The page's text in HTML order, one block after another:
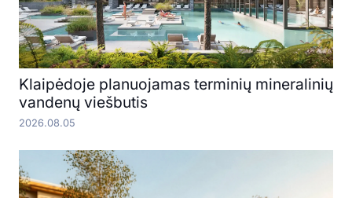
Klaipėdoje planuojamas terminių mineralinių
vandenų viešbutis
2026.08.05